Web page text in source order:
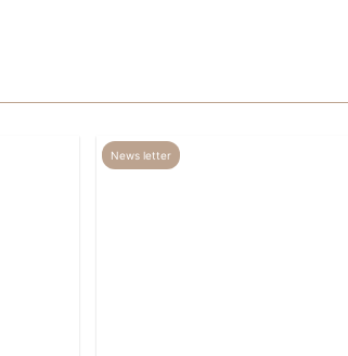
News letter